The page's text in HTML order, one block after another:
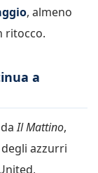
, almeno
ritocco.
a
daIl Mattino,
azzurri